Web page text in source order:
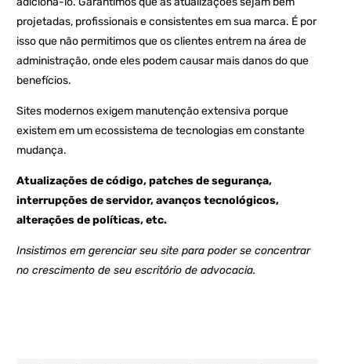
projetadas, profissionais e consistentes em sua marca. É por
isso que não permitimos que os clientes entrem na área de
administração, onde eles podem causar mais danos do que
benefícios.
Sites modernos exigem manutenção extensiva porque
existem em um ecossistema de tecnologias em constante
mudança.
Atualizações de código, patches de segurança,
interrupções de servidor, avanços tecnológicos,
alterações de políticas, etc.
Insistimos em gerenciar seu site para poder se concentrar
no crescimento de seu escritório de advocacia.